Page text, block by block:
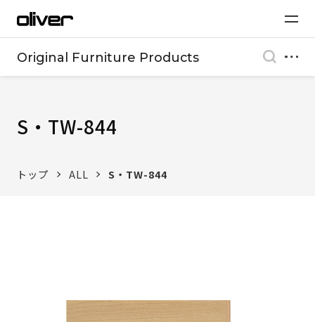
Original Furniture Products
S・TW-844
トップ ALL S・TW-844